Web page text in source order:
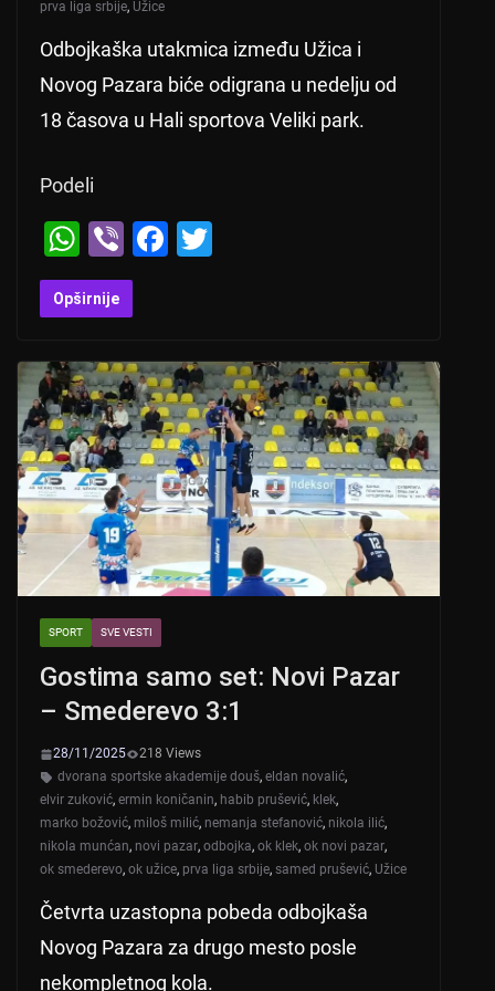
prva liga srbije, Užice
Odbojkaška utakmica između Užica i
Novog Pazara biće odigrana u nedelju od
18 časova u Hali sportova Veliki park.
Podeli
W
h
at
A
p
p
Vi
b
er
F
b
o
o
k
Opširnije
SPORT SVE VESTI
Gostima samo set: Novi Pazar
– Smederevo 3:1
28/11/2025
218 Views
dvorana sportske akademije douš, eldan novalić,
elvir zuković, ermin koničanin, habib prušević, klek,
marko božović, miloš milić, nemanja stefanović, nikola ilić,
nikola munćan, novi pazar, odbojka, ok klek, ok novi pazar,
ok smederevo, ok užice, prva liga srbije, samed prušević, Užice
Četvrta uzastopna pobeda odbojkaša
Novog Pazara za drugo mesto posle
nekompletnog kola.